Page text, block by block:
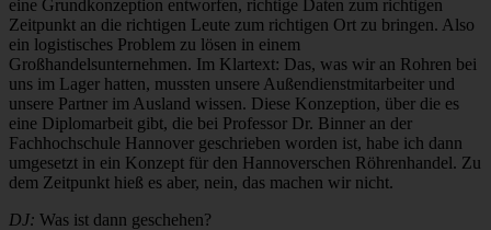
eine Grundkonzeption entworfen, richtige Daten zum richtigen
Zeitpunkt an die richtigen Leute zum richtigen Ort zu bringen. Also
ein logistisches Problem zu lösen in einem
Großhandelsunternehmen. Im Klartext: Das, was wir an Rohren bei
uns im Lager hatten, mussten unsere Außendienstmitarbeiter und
unsere Partner im Ausland wissen. Diese Konzeption, über die es
eine Diplomarbeit gibt, die bei Professor Dr. Binner an der
Fachhochschule Hannover geschrieben worden ist, habe ich dann
umgesetzt in ein Konzept für den Hannoverschen Röhrenhandel. Zu
dem Zeitpunkt hieß es aber, nein, das machen wir nicht.
DJ: Was ist dann geschehen?